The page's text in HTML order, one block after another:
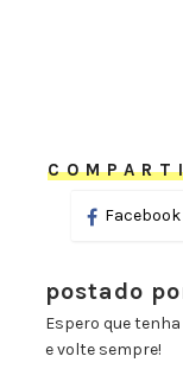
Facebook
postado
Espero que
e volte sempre!